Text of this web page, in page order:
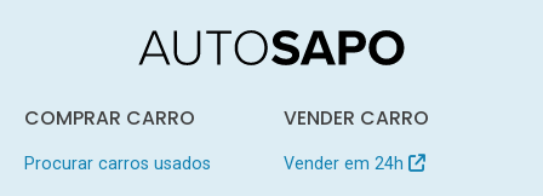
COMPRAR CARRO
Procurar carros usados
VENDER CARRO
Vender em 24h